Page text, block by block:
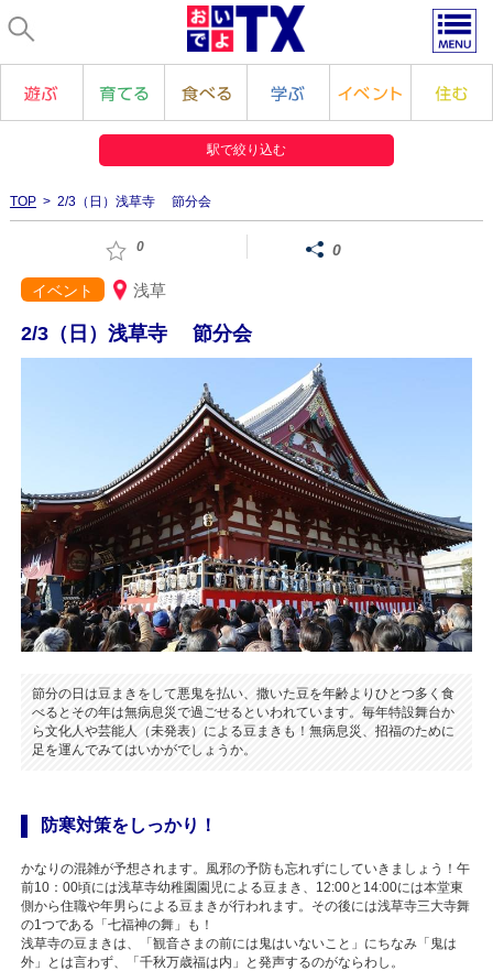
駅で絞り込む
TOP> 2/3（日）浅草寺 節分会
0 0
イベント 浅草
2/3（日）浅草寺 節分会
節分の日は豆まきをして悪鬼を払い、撒いた豆を年齢よりひとつ多く食
べるとその年は無病息災で過ごせるといわれています。毎年特設舞台か
ら文化人や芸能人（未発表）による豆まきも！無病息災、招福のために
足を運んでみてはいかがでしょうか。
防寒対策をしっかり！
かなりの混雑が予想されます。風邪の予防も忘れずにしていきましょう！午
前10：00頃には浅草寺幼稚園園児による豆まき、12:00と14:00には本堂東
側から住職や年男らによる豆まきが行われます。その後には浅草寺三大寺舞
の1つである「七福神の舞」も！
浅草寺の豆まきは、「観音さまの前には鬼はいないこと」にちなみ「鬼は
外」とは言わず、「千秋万歳福は内」と発声するのがならわし。